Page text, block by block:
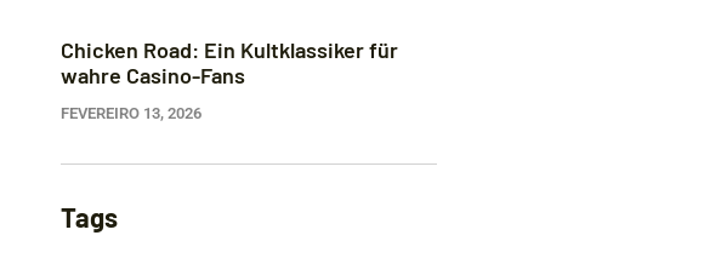
Chicken Road: Ein Kultklassiker für
wahre Casino-Fans
FEVEREIRO 13, 2026
Tags